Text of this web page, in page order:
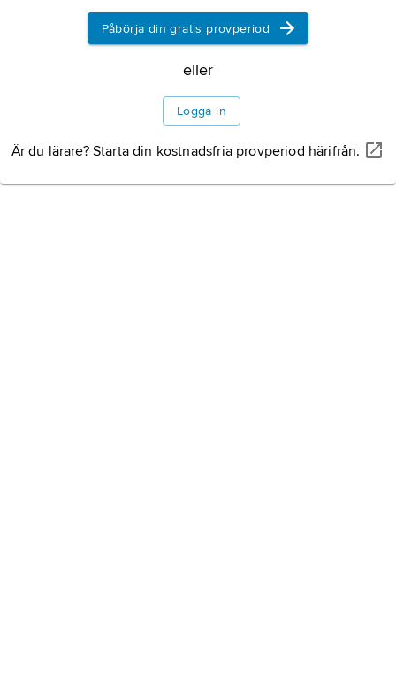
Information om artikeln
Påbörja din gratis provperiod
eller
Logga in
Är du lärare? Starta din kostnadsfria provperiod härifrån.